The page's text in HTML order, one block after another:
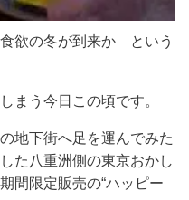
の冬が到来か という
まう今日この頃です。
地下街へ足を運んでみた
た八重洲側の東京おかし
間限定販売の“ハッピー